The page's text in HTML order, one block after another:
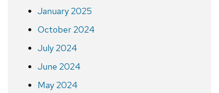
January 2025
October 2024
July 2024
June 2024
May 2024